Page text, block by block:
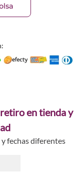
en tienda y
fechas diferentes